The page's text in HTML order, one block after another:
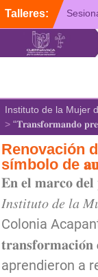
Talleres:
de
Instituto de la Mujer
> “𝐓𝐫𝐚𝐧𝐬𝐟𝐨𝐫𝐦𝐚𝐧𝐝𝐨
Renovación
símbolo de
𝐄𝐧 𝐞𝐥 𝐦𝐚𝐫𝐜𝐨
𝐼𝑛𝑠𝑡𝑖𝑡𝑢𝑡𝑜 𝑑𝑒
Colonia
aprendieron a